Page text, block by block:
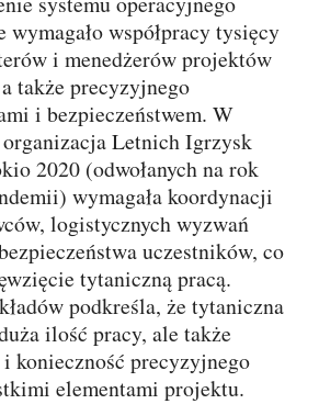
współpracy tysięcy
i menedżerów projektów
także precyzyjnego
i bezpieczeństwem. W
Letnich Igrzysk
2020 (odwołanych na rok
wymagała koordynacji
logistycznych wyzwań
uczestników, co
tytaniczną pracą.
podkreśla, że tytaniczna
ilość pracy, ale także
konieczność precyzyjnego
elementami projektu.